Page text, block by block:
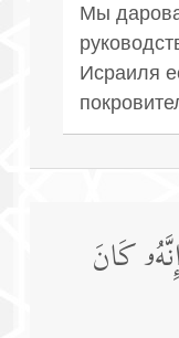
Мы
Исраиля
كَانَ